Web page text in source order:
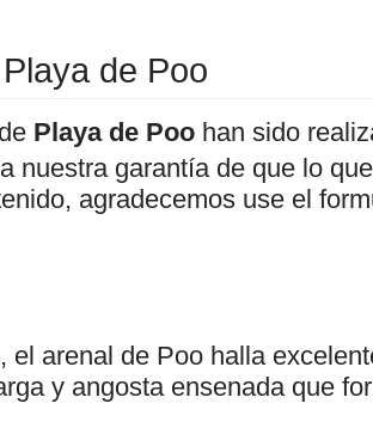
Playa de Poo
Playa de Poo han sido
nuestra garantía de que lo
agradecemos use el
el arenal de Poo halla
y angosta ensenada que